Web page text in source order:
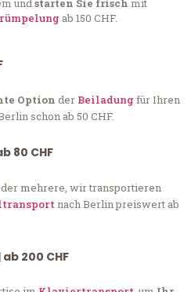
undstarten Sie frisch mit
ab 150 CHF.
Option der Beiladung für Ihren
schon ab 50 CHF.
80 CHF
mehrere, wir transportieren
nach Berlin preiswert ab
ab 200 CHF